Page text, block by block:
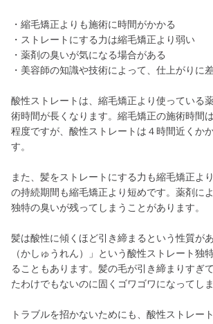
・縮毛矯正よりも施術に時間がかかる
・ストレートにする力は縮毛矯正より弱い
・薬剤の臭いが気になる場合がある
・美容師の知識や技術によって、仕上がりに
酸性ストレートは、縮毛矯正より使っている
術時間が長くなります。縮毛矯正の施術時間
程度ですが、酸性ストレートは４時間近くか
す。
また、髪をストレートにする力も縮毛矯正よ
の持続期間も縮毛矯正より短めです。薬剤に
独特の臭いが残ってしまうことがあります。
髪は酸性に傾くほど引き締まるという性質が
（かしゅうれん）」という酸性ストレート独
ることもあります。髪の毛が引き締まりすぎ
たわけでもないのに固くゴワゴワになってし
トラブルを招かないためにも、酸性ストレー